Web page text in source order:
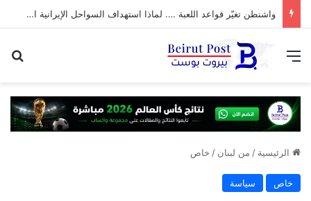
واشنطن تغيّر قواعد اللعبة …. لماذا استهداف السواحل الإيرانية الآن؟
القائمة
الرئيسية / من لبنان / خاص
خاص سياسة